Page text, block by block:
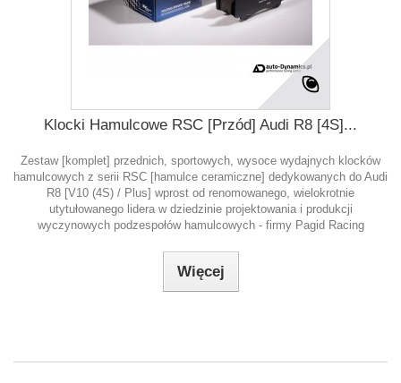
Klocki Hamulcowe RSC [Przód] Audi R8 [4S]...
Zestaw [komplet] przednich, sportowych, wysoce wydajnych klocków
hamulcowych z serii RSC [hamulce ceramiczne] dedykowanych do Audi
R8 [V10 (4S) / Plus] wprost od renomowanego, wielokrotnie
utytułowanego lidera w dziedzinie projektowania i produkcji
wyczynowych podzespołów hamulcowych - firmy Pagid Racing
Więcej